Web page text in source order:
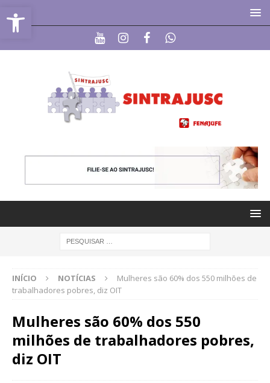
Abrir a barra de ferramentas
INÍCIO NOTÍCIAS
Mulheres são 60% dos 550 milhões de
trabalhadores pobres, diz OIT
Mulheres são 60% dos 550
milhões de trabalhadores pobres,
diz OIT